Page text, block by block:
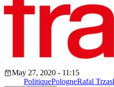
May 27, 2020 - 11:15
PolitiquePologneRafal